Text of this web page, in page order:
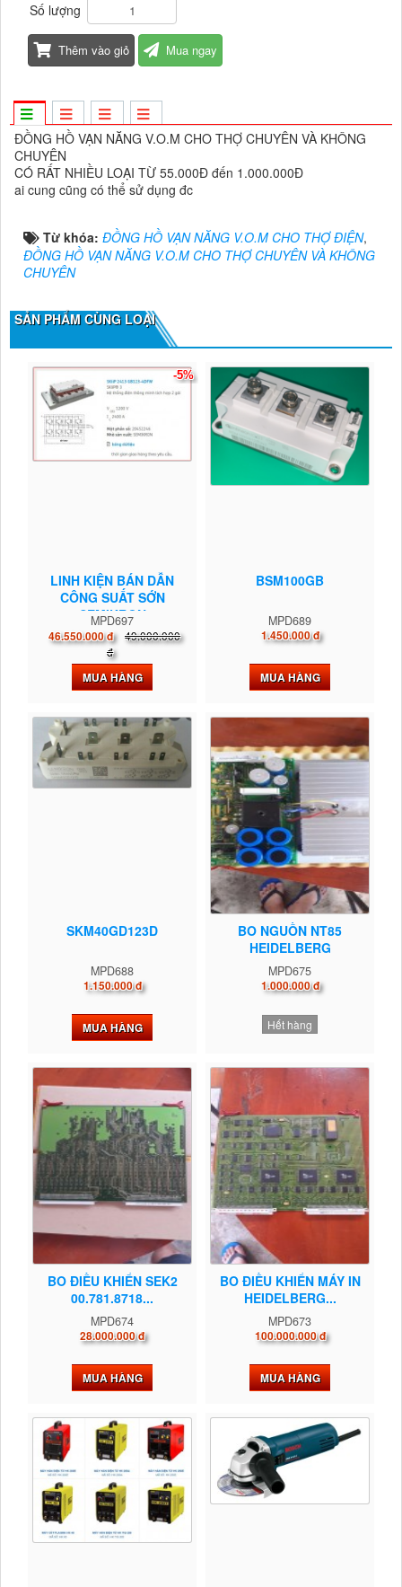
Số lượng
Thêm vào giỏ Mua ngay
ĐỒNG HỒ VẠN NĂNG V.O.M CHO THỢ CHUYÊN VÀ KHÔNG
CHUYÊN
CÓ RẤT NHIỀU LOẠI TỪ 55.000Đ đến 1.000.000Đ
ai cung cũng có thể sử dụng đc
Từ khóa: ĐỒNG HỒ VẠN NĂNG V.O.M CHO THỢ ĐIỆN,
ĐỒNG HỒ VẠN NĂNG V.O.M CHO THỢ CHUYÊN VÀ KHÔNG
CHUYÊN
SẢN PHẨM CÙNG LOẠI
-5%
LINH KIỆN BÁN DẪN
CÔNG SUẤT SỚN
SEMIKRON
MPD697
46.550.000 đ
49.000.000
đ
MUA HÀNG
BSM100GB
MPD689
1.450.000 đ
MUA HÀNG
SKM40GD123D
MPD688
1.150.000 đ
MUA HÀNG
BO NGUỒN NT85
HEIDELBERG
MPD675
1.000.000 đ
Hết hàng
BO ĐIỀU KHIỂN SEK2
00.781.8718...
MPD674
28.000.000 đ
MUA HÀNG
BO ĐIỀU KHIỂN MÁY IN
HEIDELBERG...
MPD673
100.000.000 đ
MUA HÀNG